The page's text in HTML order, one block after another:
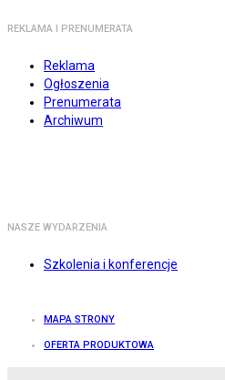
REKLAMA I PRENUMERATA
Reklama
Ogłoszenia
Prenumerata
Archiwum
NASZE WYDARZENIA
Szkolenia i konferencje
MAPA STRONY
OFERTA PRODUKTOWA